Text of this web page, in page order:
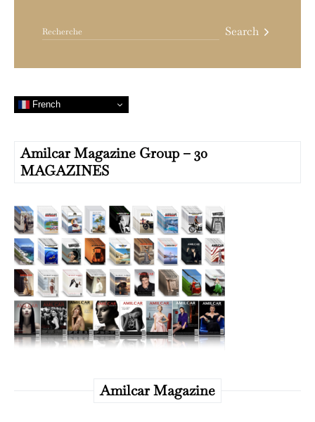
Search
French
Amilcar Magazine Group – 30
MAGAZINES
Amilcar Magazine